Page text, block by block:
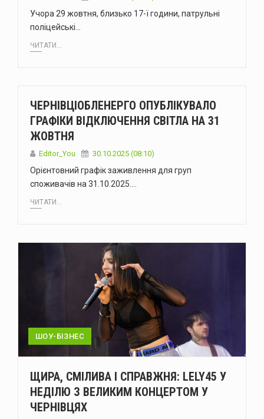
Учора 29 жовтня, близько 17-ї години, патрульні
поліцейські…
ЧИТАТИ...
ЧЕРНІВЦІОБЛЕНЕРГО ОПУБЛІКУВАЛО
ГРАФІКИ ВІДКЛЮЧЕННЯ СВІТЛА НА 31
ЖОВТНЯ
Editor_You 30.10.2025 (08:10)
Орієнтовний графік заживлення для груп
споживачів на 31.10.2025.…
ЧИТАТИ...
ШОУ-БІЗНЕС
ЩИРА, СМІЛИВА І СПРАВЖНЯ: LELY45 У
НЕДІЛЮ З ВЕЛИКИМ КОНЦЕРТОМ У
ЧЕРНІВЦЯХ